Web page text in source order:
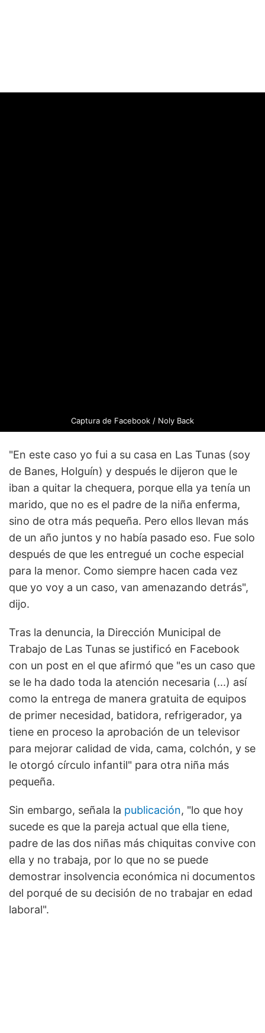
Captura de Facebook / Noly Back
"En este caso yo fui a su casa en Las Tunas (soy
de Banes, Holguín) y después le dijeron que le
iban a quitar la chequera, porque ella ya tenía un
marido, que no es el padre de la niña enferma,
sino de otra más pequeña. Pero ellos llevan más
de un año juntos y no había pasado eso. Fue solo
después de que les entregué un coche especial
para la menor. Como siempre hacen cada vez
que yo voy a un caso, van amenazando detrás",
dijo.
Tras la denuncia, la Dirección Municipal de
Trabajo de Las Tunas se justificó en Facebook
con un post en el que afirmó que "es un caso que
se le ha dado toda la atención necesaria (...) así
como la entrega de manera gratuita de equipos
de primer necesidad, batidora, refrigerador, ya
tiene en proceso la aprobación de un televisor
para mejorar calidad de vida, cama, colchón, y se
le otorgó círculo infantil" para otra niña más
pequeña.
Sin embargo, señala la publicación, "lo que hoy
sucede es que la pareja actual que ella tiene,
padre de las dos niñas más chiquitas convive con
ella y no trabaja, por lo que no se puede
demostrar insolvencia económica ni documentos
del porqué de su decisión de no trabajar en edad
laboral".